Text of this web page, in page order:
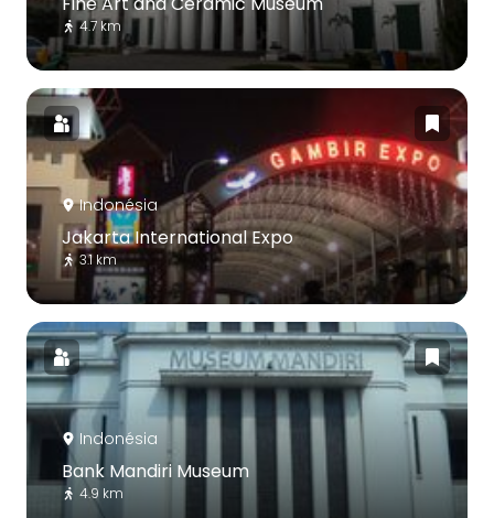
4.7 km
Indonésia
Jakarta International Expo
3.1 km
Indonésia
Bank Mandiri Museum
4.9 km